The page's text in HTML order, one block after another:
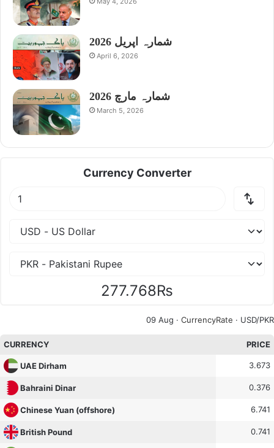
شمارہ اپریل 2026
April 6, 2026
شمارہ مارچ 2026
March 5, 2026
Currency Converter
277.768₨
09 Aug · CurrencyRate · USD/PKR
CURRENCY PRICE
UAE Dirham 3.673
Bahraini Dinar 0.376
Chinese Yuan (offshore) 6.741
British Pound 0.741